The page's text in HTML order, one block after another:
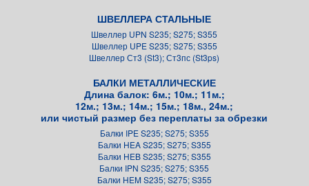
ШВЕЛЛЕРА СТАЛЬНЫЕ
Швеллер UPN S235; S275; S355
Швеллер UPE S235; S275; S355
Швеллер Ст3 (St3); Ст3пс (St3ps)
БАЛКИ МЕТАЛЛИЧЕСКИЕ
Длина балок: 6м.; 10м.; 11м.;
12м.; 13м.; 14м.; 15м.; 18м., 24м.;
или чистый размер без переплаты за обрезки
Балки IPE S235; S275; S355
Балки HEA S235; S275; S355
Балки HEB S235; S275; S355
Балки IPN S235; S275; S355
Балки HEM S235; S275; S355